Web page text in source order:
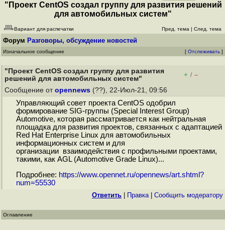
"Проект CentOS создал группу для развития решений
для автомобильных систем"
Вариант для распечатки Пред. тема | След. тема
Форум Разговоры, обсуждение новостей
Изначальное сообщение [ Отслеживать ]
"Проект CentOS создал группу для развития
решений для автомобильных систем"
+ / –
Сообщение от opennews (??), 22-Июл-21, 09:56
Управляющий совет проекта CentOS одобрил
формирование SIG-группы (Special Interest Group)
Automotive, которая рассматривается как нейтральная
площадка для развития проектов, связанных с адаптацией
Red Hat Enterprise Linux для автомобильных
информационных систем и для
организации взаимодействия с профильными проектами,
такими, как AGL (Automotive Grade Linux)...
Подробнее: https://www.opennet.ru/opennews/art.shtml?
num=55530
Ответить Правка| Cообщить модератору
Оглавление